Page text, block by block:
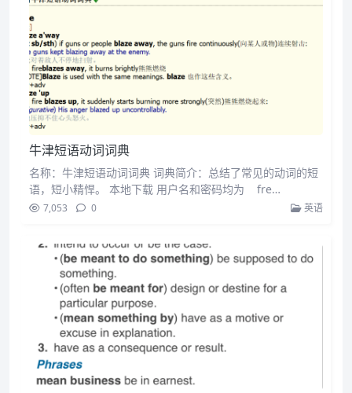
牛津短语动词词典
名称：牛津短语动词词典 词典简介：总结了常见的动词的短
语，短小精悍。 本地下载 用户名和密码均为 fre…
7,053 0 英语